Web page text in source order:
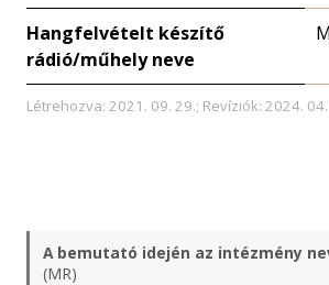
Hangfelvételt készítő
rádió/műhely neve
Létrehozva: 2021. 09. 29.; Revíziók: 2024.
A bemutató idején az intézmény
(MR)